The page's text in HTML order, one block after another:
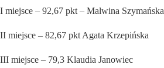
I miejsce – 92,67 pkt – Malwina Szymańska
II miejsce – 82,67 pkt Agata Krzepińska
III miejsce – 79,3 Klaudia Janowiec